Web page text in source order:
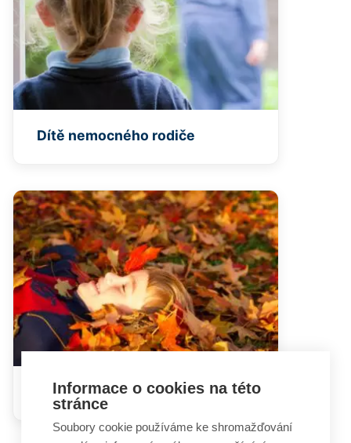
Dítě nemocného rodiče
Poruchy nálady
Informace o cookies na této
stránce
Soubory cookie používáme ke shromažďování